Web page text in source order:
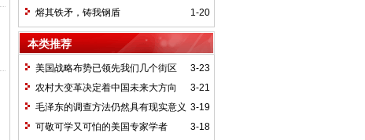
1-20
熔其铁矛，铸我钢盾
本类推荐
3-23
美国战略布势已领先我们几个街区
3-21
农村大变革决定着中国未来大方向
3-19
毛泽东的调查方法仍然具有现实意义
3-18
可敬可学又可怕的美国专家学者